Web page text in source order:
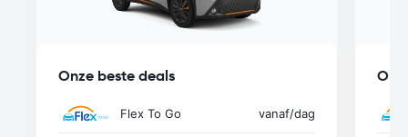
Onze beste deals
Flex To Go vanaf/dag